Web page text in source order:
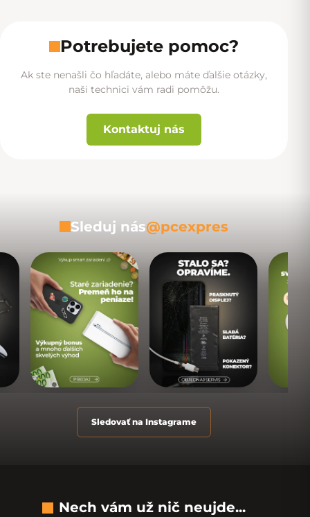
Potrebujete pomoc?
Ak ste nenašli čo hľadáte, alebo máte ďalšie otázky,
naši technici vám radi pomôžu.
Kontaktuj nás
Sleduj nás@pcexpres
Sledovať na Instagrame
Nech vám už nič neujde...